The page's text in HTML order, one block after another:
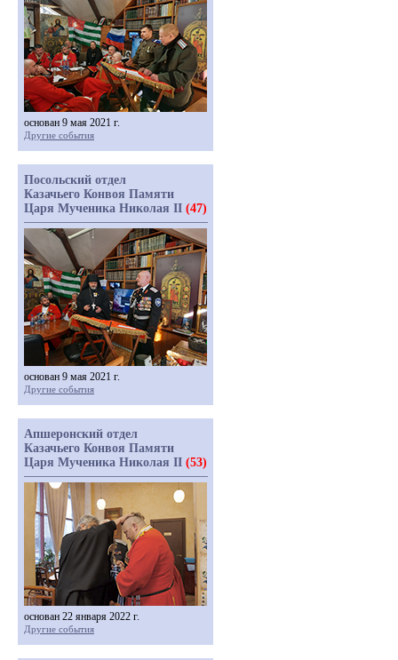
основан 9 мая 2021 г.
Другие события
Посольский отдел
Казачьего Конвоя Памяти
Царя Мученика Николая II (47)
основан 9 мая 2021 г.
Другие события
Апшеронский отдел
Казачьего Конвоя Памяти
Царя Мученика Николая II (53)
основан 22 января 2022 г.
Другие события